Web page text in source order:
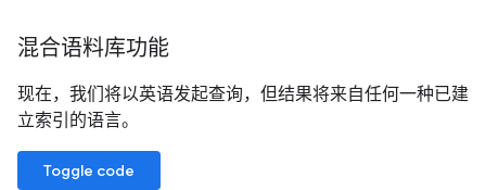
混合语料库功能
现在，我们将以英语发起查询，但结果将来自任何一种已建
立索引的语言。
Toggle code